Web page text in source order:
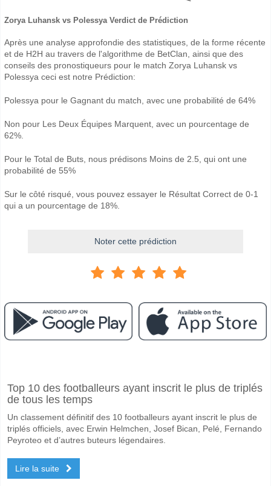
Zorya Luhansk vs Polessya Verdict de Prédiction
Après une analyse approfondie des statistiques, de la forme récente
et de H2H au travers de l'algorithme de BetClan, ainsi que des
conseils des pronostiqueurs pour le match Zorya Luhansk vs
Polessya ceci est notre Prédiction:
Polessya pour le Gagnant du match, avec une probabilité de 64%
Non pour Les Deux Équipes Marquent, avec un pourcentage de
62%.
Pour le Total de Buts, nous prédisons Moins de 2.5, qui ont une
probabilité de 55%
Sur le côté risqué, vous pouvez essayer le Résultat Correct de 0-1
qui a un pourcentage de 18%.
Noter cette prédiction
Le match entre Zorya Luhansk v Polessya 18 May 2026 11:00.
Polessya pour le Gagnant du match, avec une probabilité de 64%
Non pour Les Deux Équipes Marquent, avec un pourcentage de 62%.
Top 10 des footballeurs ayant inscrit le plus de triplés
de tous les temps
Un classement définitif des 10 footballeurs ayant inscrit le plus de
triplés officiels, avec Erwin Helmchen, Josef Bican, Pelé, Fernando
Peyroteo et d’autres buteurs légendaires.
Lire la suite